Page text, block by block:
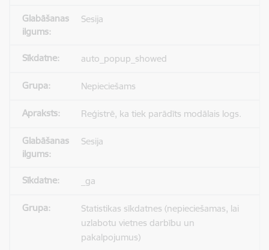
Sesija
auto_popup_showed
Nepieciešams
Reģistrē, ka tiek parādīts modālais logs.
Sesija
_ga
Statistikas sīkdatnes (nepieciešamas, lai
uzlabotu vietnes darbību un
pakalpojumus)